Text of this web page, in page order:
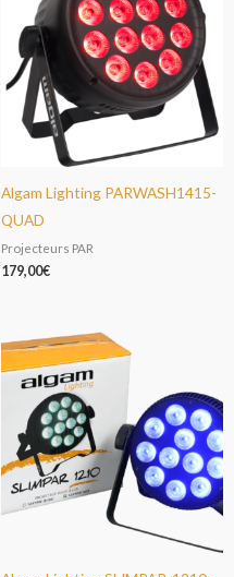
Algam Lighting PARWASH1415-
QUAD
Projecteurs PAR
179,00€